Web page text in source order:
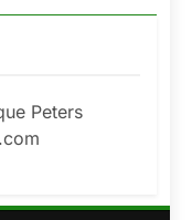
Peters